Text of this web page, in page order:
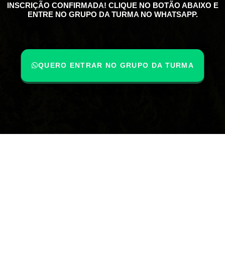
INSCRIÇÃO CONFIRMADA! CLIQUE NO BOTÃO ABAIXO E
ENTRE NO GRUPO DA TURMA NO WHATSAPP.
QUERO ENTRAR NO GRUPO DA TURMA